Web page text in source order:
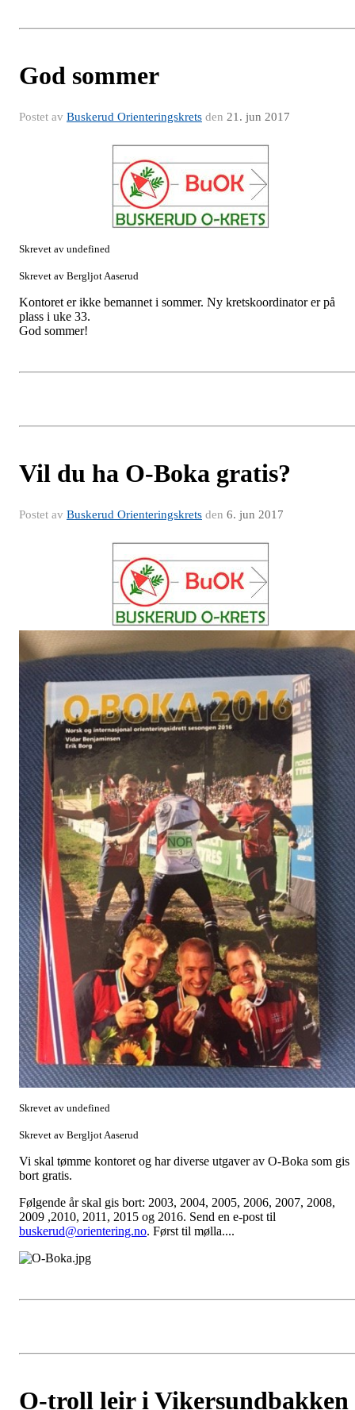
God sommer
Postet av Buskerud Orienteringskrets den 21. jun 2017
Skrevet av undefined
Skrevet av Bergljot Aaserud
Kontoret er ikke bemannet i sommer. Ny kretskoordinator er på
plass i uke 33.
God sommer!
Vil du ha O-Boka gratis?
Postet av Buskerud Orienteringskrets den 6. jun 2017
Skrevet av undefined
Skrevet av Bergljot Aaserud
Vi skal tømme kontoret og har diverse utgaver av O-Boka som gis
bort gratis.
Følgende år skal gis bort: 2003, 2004, 2005, 2006, 2007, 2008,
2009 ,2010, 2011, 2015 og 2016. Send en e-post til
buskerud@orientering.no. Først til mølla....
O-troll leir i Vikersundbakken